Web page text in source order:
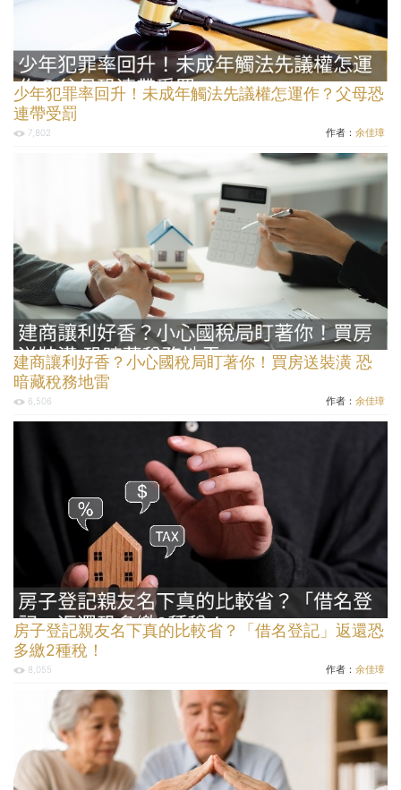
少年犯罪率回升！未成年觸法先議權怎運作？父母恐
連帶受罰
7,802 作者： 余佳璋
建商讓利好香？小心國稅局盯著你！買房送裝潢 恐
暗藏稅務地雷
6,506 作者： 余佳璋
房子登記親友名下真的比較省？「借名登記」返還恐
多繳2種稅！
8,055 作者： 余佳璋